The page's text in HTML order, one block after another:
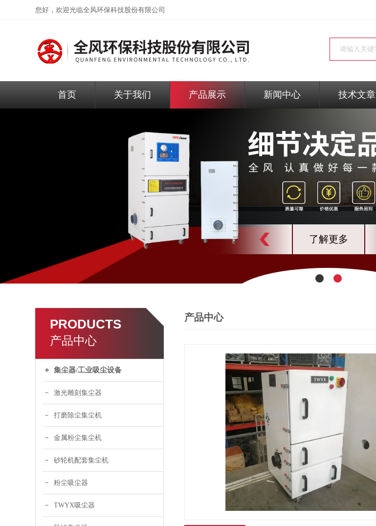
您好，欢迎光临全风环保科技股份有限公司
首页 关于我们 产品展示 新闻中心 技术文章
了解更多
PRODUCTS
产品中心
集尘器/工业吸尘设备
激光雕刻集尘器
打磨除尘集尘机
金属粉尘集尘机
砂轮机配套集尘机
粉尘吸尘器
TWYX吸尘器
产品中心